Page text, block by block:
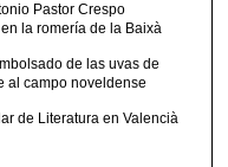
Pastor Crespo
la romería de la Baixà
de las uvas de
al campo noveldense
de Literatura en Valencià